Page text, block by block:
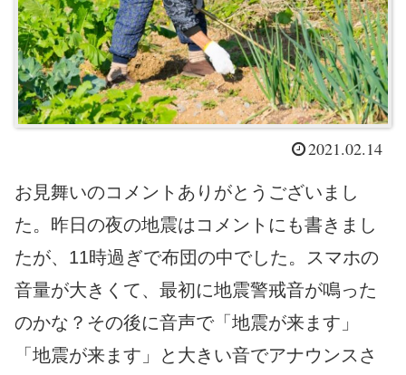
2021.02.14
お見舞いのコメントありがとうございまし
た。昨日の夜の地震はコメントにも書きまし
たが、11時過ぎで布団の中でした。スマホの
音量が大きくて、最初に地震警戒音が鳴った
のかな？その後に音声で「地震が来ます」
「地震が来ます」と大きい音でアナウンスさ